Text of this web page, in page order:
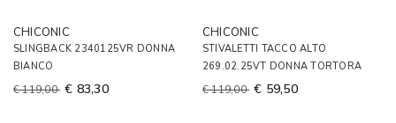
CHICONIC
SLINGBACK 2340125VR DONNA
BIANCO
€ 119,00 € 83,30
CHICONIC
STIVALETTI TACCO ALTO
269.02.25VT DONNA TORTORA
€ 119,00 € 59,50